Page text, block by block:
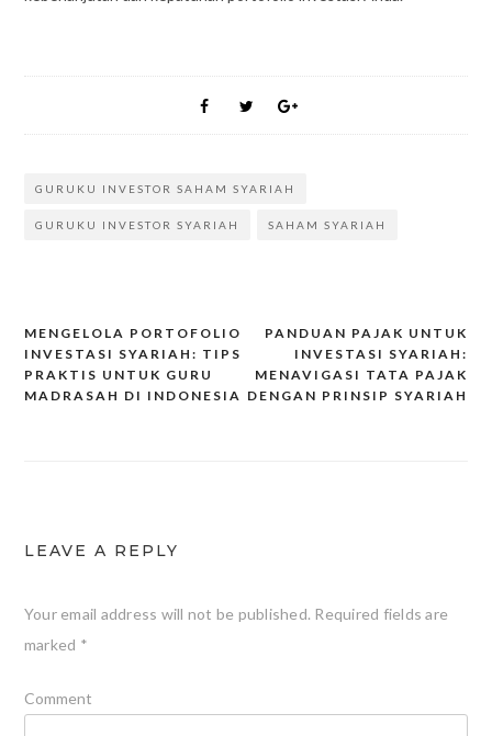
GURUKU INVESTOR SAHAM SYARIAH
GURUKU INVESTOR SYARIAH SAHAM SYARIAH
Post
navigation
MENGELOLA PORTOFOLIO
INVESTASI SYARIAH: TIPS
PRAKTIS UNTUK GURU
MADRASAH DI INDONESIA
PANDUAN PAJAK UNTUK
INVESTASI SYARIAH:
MENAVIGASI TATA PAJAK
DENGAN PRINSIP SYARIAH
LEAVE A REPLY
Your email address will not be published. Required fields are
marked *
Comment